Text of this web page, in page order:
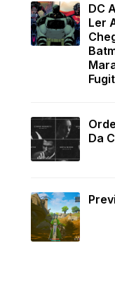
DC
Ler
Da